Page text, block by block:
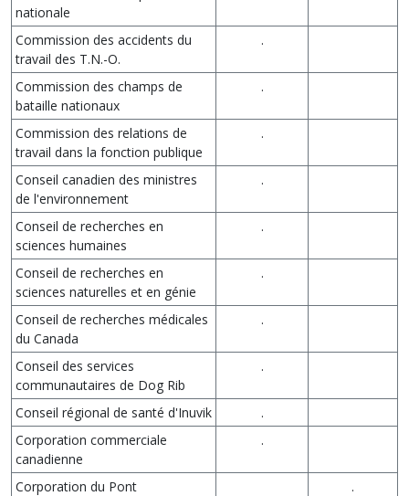
nationale
Commission des accidents du
travail des T.N.-O.
.
Commission des champs de
bataille nationaux
.
Commission des relations de
travail dans la fonction publique
.
Conseil canadien des ministres
de l'environnement
.
Conseil de recherches en
sciences humaines
.
Conseil de recherches en
sciences naturelles et en génie
.
Conseil de recherches médicales
du Canada
.
Conseil des services
communautaires de Dog Rib
.
Conseil régional de santé d'Inuvik
.
Corporation commerciale
canadienne
.
Corporation du Pont
.